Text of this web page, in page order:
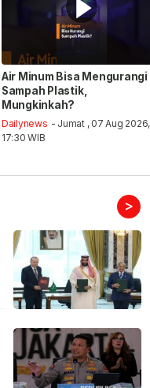
Air Minum Bisa Mengurangi
Sampah Plastik,
Mungkinkah?
Dailynews - Jumat , 07 Aug 2026,
17:30 WIB
>